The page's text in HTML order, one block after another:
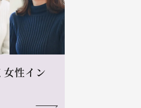
女性イン